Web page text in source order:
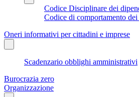
Codice Disciplinare dei
Codice di comportamento
Oneri informativi per cittadini e imprese
Scadenzario obblighi amministrativi
Burocrazia zero
Organizzazione